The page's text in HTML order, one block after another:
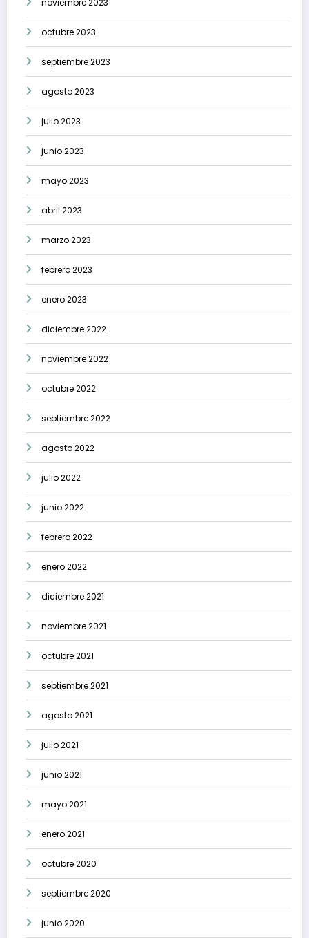
noviembre 2023
octubre 2023
septiembre 2023
agosto 2023
julio 2023
junio 2023
mayo 2023
abril 2023
marzo 2023
febrero 2023
enero 2023
diciembre 2022
noviembre 2022
octubre 2022
septiembre 2022
agosto 2022
julio 2022
junio 2022
febrero 2022
enero 2022
diciembre 2021
noviembre 2021
octubre 2021
septiembre 2021
agosto 2021
julio 2021
junio 2021
mayo 2021
enero 2021
octubre 2020
septiembre 2020
junio 2020